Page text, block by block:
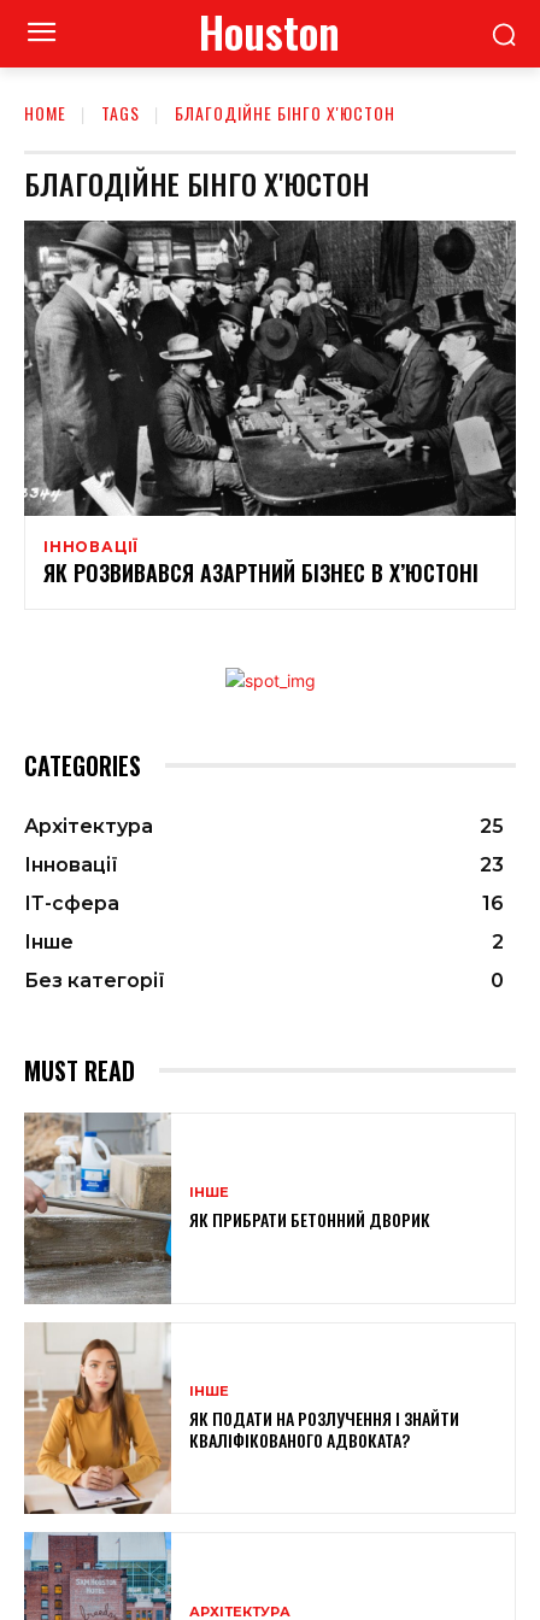
Houston
HOME TAGS БЛАГОДІЙНЕ БІНГО Х'ЮСТОН
БЛАГОДІЙНЕ БІНГО Х'ЮСТОН
ІННОВАЦІЇ
ЯК РОЗВИВАВСЯ АЗАРТНИЙ БІЗНЕС В Х’ЮСТОНІ
CATEGORIES
Архітектура
25
Інновації
23
ІТ-сфера
16
Інше
2
Без категорії
0
MUST READ
ІНШЕ
ЯК ПРИБРАТИ БЕТОННИЙ ДВОРИК
ІНШЕ
ЯК ПОДАТИ НА РОЗЛУЧЕННЯ І ЗНАЙТИ
КВАЛІФІКОВАНОГО АДВОКАТА?
АРХІТЕКТУРА